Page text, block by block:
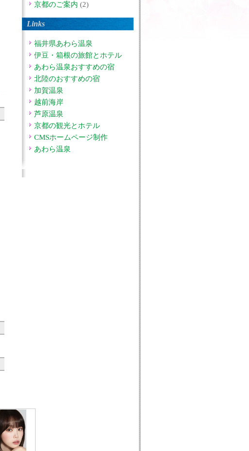
京都のご案内 (2)
Links
福井県あわら温泉
伊豆・箱根の旅館とホテル
あわら温泉おすすめの宿
北陸のおすすめの宿
加賀温泉
越前海岸
芦原温泉
京都の観光とホテル
CMSホームページ制作
あわら温泉